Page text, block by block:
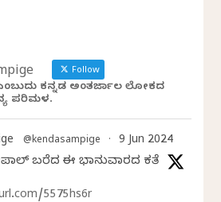
Follow
ಕನ್ನಡ ಅಂತರ್ಜಾಲ ಲೋಕದ
ಪರಿಮಳ.
@kendasampige · 9 Jun 2024
ಬರೆದ ಈ ಭಾನುವಾರದ ಕತೆ
5575hs6r